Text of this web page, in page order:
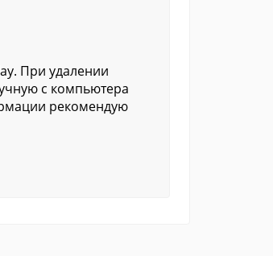
При удалении
с компьютера
рекомендую